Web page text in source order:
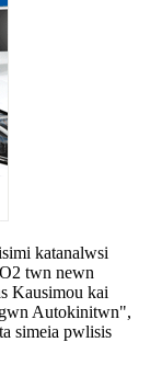
katanalwsi
twn newn
Kausimou kai
Autokinitwn",
simeia pwlisis